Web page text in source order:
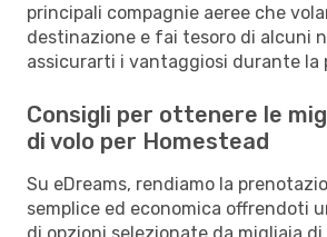
principali compagnie aeree che
destinazione e fai tesoro di alcuni
assicurarti i vantaggiosi durante la
Consigli per ottenere le
di volo per Homestead
Su eDreams, rendiamo la
semplice ed economica offrendoti